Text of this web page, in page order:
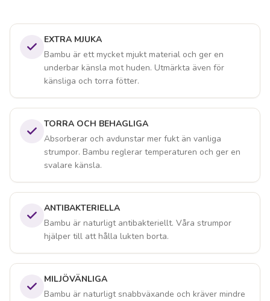
EXTRA MJUKA
Bambu är ett mycket mjukt material och ger en
underbar känsla mot huden. Utmärkta även för
känsliga och torra fötter.
TORRA OCH BEHAGLIGA
Absorberar och avdunstar mer fukt än vanliga
strumpor. Bambu reglerar temperaturen och ger en
svalare känsla.
ANTIBAKTERIELLA
Bambu är naturligt antibakteriellt. Våra strumpor
hjälper till att hålla lukten borta.
MILJÖVÄNLIGA
Bambu är naturligt snabbväxande och kräver mindre